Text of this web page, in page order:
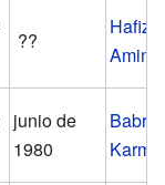
??
Amin
junio de
1980